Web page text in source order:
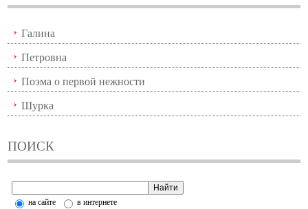
Галина
Петровна
Поэма о первой нежности
Шурка
ПОИСК
на сайте в интернете